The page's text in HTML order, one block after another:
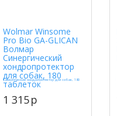
Wolmar Winsome
Pro Bio GA-GLICAN
Волмар
Синергический
хондропротектор
для собак, 180
таблеток
1 315p